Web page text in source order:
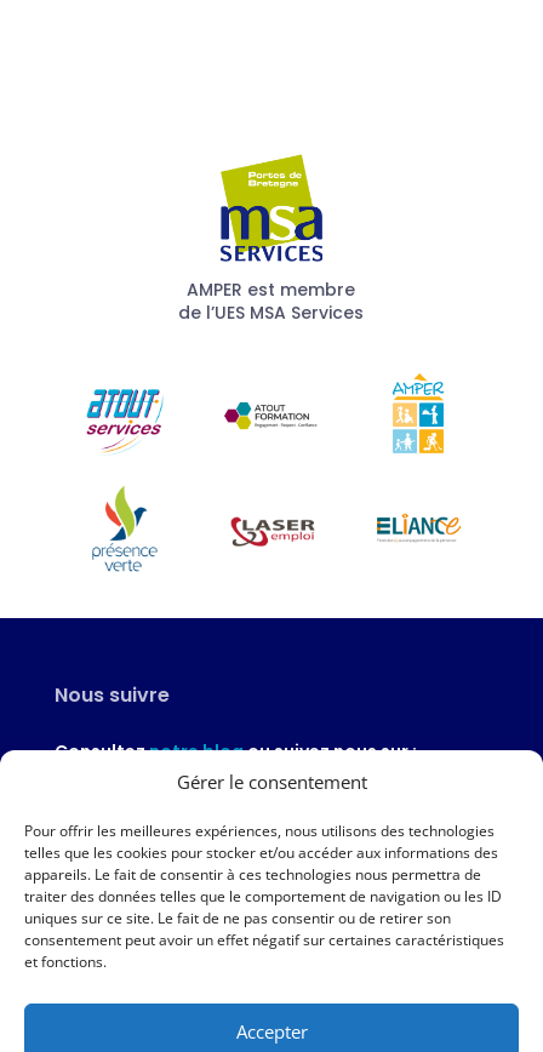
Gérer le consentement
Pour offrir les meilleures expériences, nous utilisons des technologies
telles que les cookies pour stocker et/ou accéder aux informations des
appareils. Le fait de consentir à ces technologies nous permettra de
traiter des données telles que le comportement de navigation ou les ID
uniques sur ce site. Le fait de ne pas consentir ou de retirer son
consentement peut avoir un effet négatif sur certaines caractéristiques
et fonctions.
Accepter
AMPER est membre
de l’UES MSA Services
Nous suivre
Consulteznotre blogou suivez nous sur :
Nous contacter
02 97 46 51 97
Nous écrire